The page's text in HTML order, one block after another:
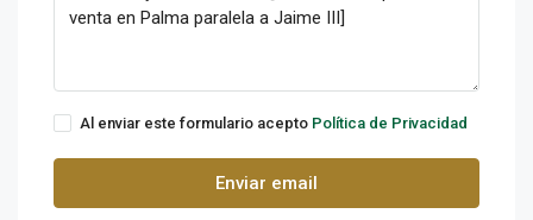
Al enviar este formulario acepto Política de Privacidad
Enviar email